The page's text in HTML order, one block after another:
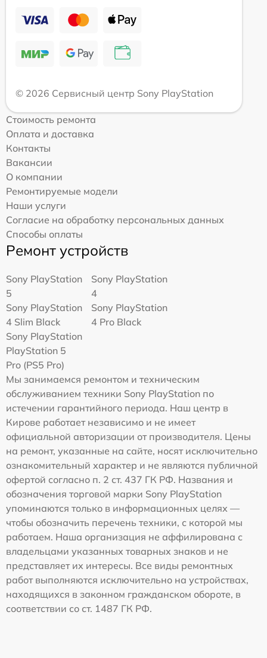
© 2026 Сервисный центр Sony PlayStation
Стоимость ремонта
Оплата и доставка
Контакты
Вакансии
О компании
Ремонтируемые модели
Наши услуги
Согласие на обработку персональных данных
Способы оплаты
Ремонт устройств
Sony PlayStation
5
Sony PlayStation
4
Sony PlayStation
4 Slim Black
Sony PlayStation
4 Pro Black
Sony PlayStation
PlayStation 5
Pro (PS5 Pro)
Мы занимаемся ремонтом и техническим
обслуживанием техники Sony PlayStation по
истечении гарантийного периода. Наш центр в
Кирове работает независимо и не имеет
официальной авторизации от производителя. Цены
на ремонт, указанные на сайте, носят исключительно
ознакомительный характер и не являются публичной
офертой согласно п. 2 ст. 437 ГК РФ. Названия и
обозначения торговой марки Sony PlayStation
упоминаются только в информационных целях —
чтобы обозначить перечень техники, с которой мы
работаем. Наша организация не аффилирована с
владельцами указанных товарных знаков и не
представляет их интересы. Все виды ремонтных
работ выполняются исключительно на устройствах,
находящихся в законном гражданском обороте, в
соответствии со ст. 1487 ГК РФ.